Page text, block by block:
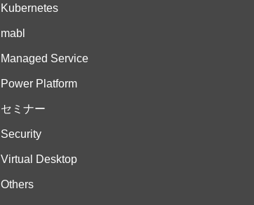
Kubernetes
mabl
Managed Service
Power Platform
セミナー
Security
Virtual Desktop
Others